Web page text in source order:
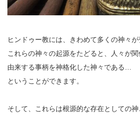
ヒンドゥー教には、きわめて多くの神々が
これらの神々の起源をたどると、人々が
由来する事柄を神格化した神々である…
ということができます。
そして、これらは根源的な存在としての